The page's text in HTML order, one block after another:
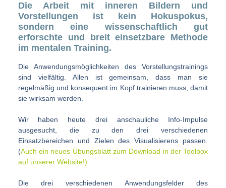
Die Arbeit mit inneren Bildern und
Vorstellungen ist kein Hokuspokus,
sondern eine wissenschaftlich gut
erforschte und breit einsetzbare Methode
im mentalen Training.
Die Anwendungsmöglichkeiten des Vorstellungstrainings
sind vielfältig. Allen ist gemeinsam, dass man sie
regelmäßig und konsequent im Kopf trainieren muss, damit
sie wirksam werden.
Wir haben heute drei anschauliche Info-Impulse
ausgesucht, die zu den drei verschiedenen
Einsatzbereichen und Zielen des Visualisierens passen.
(Auch ein neues Übungsblatt zum Download in der Toolbox
auf unserer Website!)
Die drei verschiedenen Anwendungsfelder des